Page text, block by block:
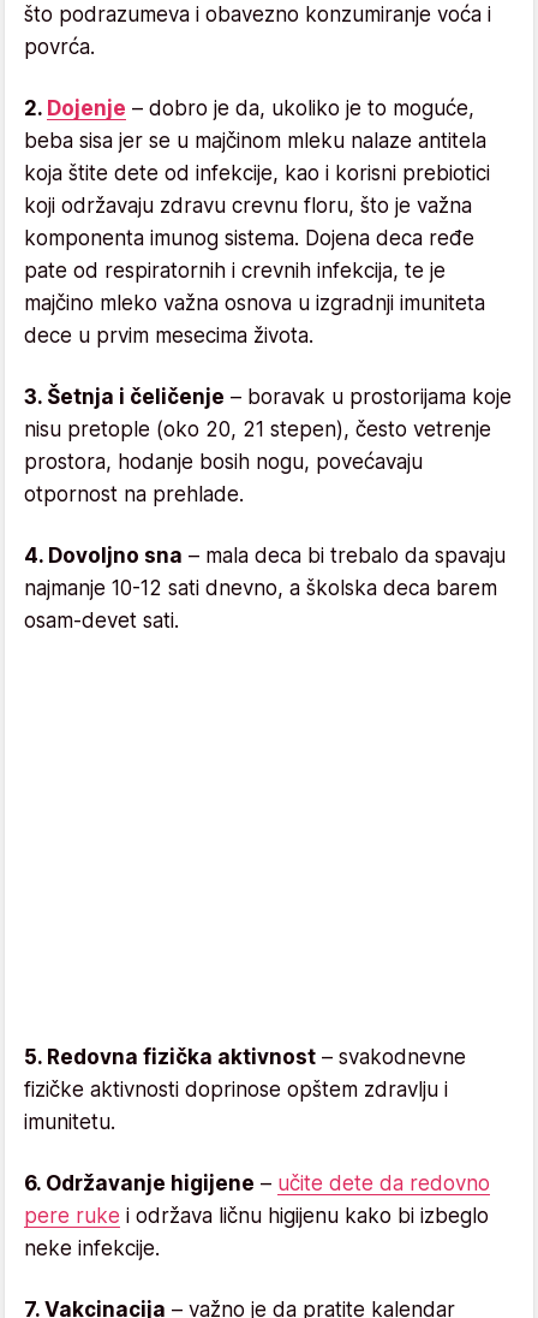
što podrazumeva i obavezno konzumiranje voća i
povrća.
2. Dojenje – dobro je da, ukoliko je to moguće,
beba sisa jer se u majčinom mleku nalaze antitela
koja štite dete od infekcije, kao i korisni prebiotici
koji održavaju zdravu crevnu floru, što je važna
komponenta imunog sistema. Dojena deca ređe
pate od respiratornih i crevnih infekcija, te je
majčino mleko važna osnova u izgradnji imuniteta
dece u prvim mesecima života.
3. Šetnja i čeličenje – boravak u prostorijama koje
nisu pretople (oko 20, 21 stepen), često vetrenje
prostora, hodanje bosih nogu, povećavaju
otpornost na prehlade.
4. Dovoljno sna – mala deca bi trebalo da spavaju
najmanje 10-12 sati dnevno, a školska deca barem
osam-devet sati.
5. Redovna fizička aktivnost – svakodnevne
fizičke aktivnosti doprinose opštem zdravlju i
imunitetu.
6. Održavanje higijene – učite dete da redovno
pere ruke i održava ličnu higijenu kako bi izbeglo
neke infekcije.
7. Vakcinacija – važno je da pratite kalendar